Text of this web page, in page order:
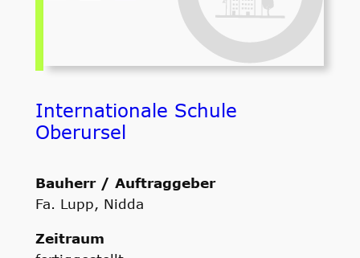
Internationale Schule
Oberursel
Bauherr / Auftraggeber
Fa. Lupp, Nidda
Zeitraum